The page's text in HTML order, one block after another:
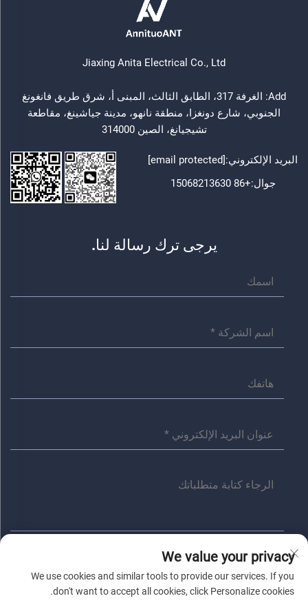
Jiaxing Anita Electrical Co., Ltd
Add: الغرفة 317، الطابق الثالث، المبنى أ، شرق طريق فانغونغ
الجنوبي، شارع دونغزا، منطقة نانهو، مدينة جياشينغ، مقاطعة
تشيجيانغ، الصين 314000
البريد الإلكتروني:[email protected]
جوال:+86 15068213630
يرجى ترك رسالة لنا.
إرسال
We value your privacy
We use cookies and similar tools to provide our services. If you
don't want to accept all cookies, click Personalize cookies.